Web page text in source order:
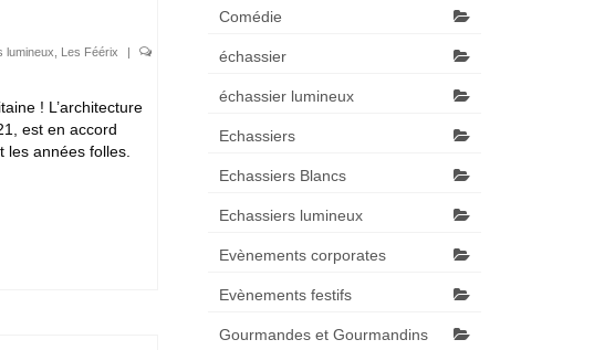
lumineux Les Féérix
|
! L’architecture
est en accord
années folles.
Comédie
échassier
échassier lumineux
Echassiers
Echassiers Blancs
Echassiers lumineux
Evènements corporates
Evènements festifs
Gourmandes et Gourmandins